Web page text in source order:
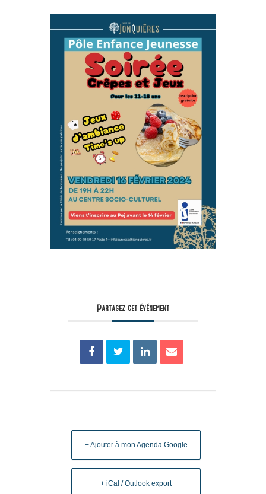
Partagez cet événement
+ Ajouter à mon Agenda Google
+ iCal / Outlook export